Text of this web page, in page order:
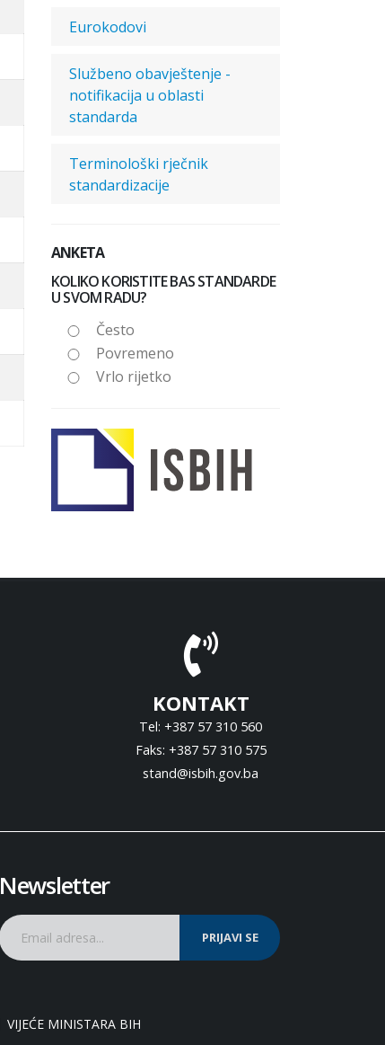
Eurokodovi
Službeno obavještenje -
notifikacija u oblasti
standarda
Terminološki rječnik
standardizacije
ANKETA
KOLIKO KORISTITE BAS STANDARDE
U SVOM RADU?
Često
Povremeno
Vrlo rijetko
KONTAKT
Tel: +387 57 310 560
Faks: +387 57 310 575
stand@isbih.gov.ba
Newsletter
PRIJAVI SE
VIJEĆE MINISTARA BIH